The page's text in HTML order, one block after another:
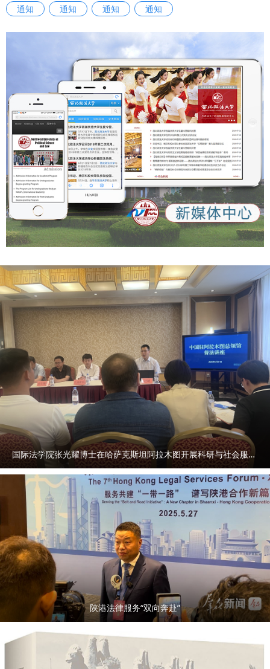
【人民周刊网】【今日头条】【起点新闻】【三秦都市报】西
https://m.chinanews.com/wap/detail/chs/zw/10490348.sh
tml http://mwap.iygw.cn/2025/0927/323315.html
https://www.peopleweekly.cn/html/2025/jizhezaixian_092
8/257312.html
https://m.toutiao.com/article/7554693155212296719/sha
re_uid=MS4wLjABAAAAyFHUFvmEuW4JD0N4nfHQef-
6WWiWqSI0j-
iF4tMrmdw&share_did=MS4wLjACAAAAMHieo4h_EjwNQr
vjP5d6x3O4bhRoyX4Q0ESI72gVjgAX6grNMHwwtjhjgGbE
G5VX&upstream_biz=client_share&app=news_article&cate
gory_new=profile_all×tamp=1758964530&share_token=d
6476941-1333-4e61-903d-d71e518ebd87
https://qinwen.sanqin.com/app/template/displayTemplate
/news/newsDetail/7011/11348900.html?isShare=true
《条例》坚持党的全面领导推动哲学社会科学工作的根本要
制，有利于相关部门在推动哲学社会科学工作高质量发展中凝
聚共识、汇聚智慧、积聚合力。 二是进一步明确我省哲学社
会科学发展的基本方位，推动工作实施增效提质。《条例》坚
持立足陕西实际形成陕西标识的重要要求，通过明确优化学
科、激励创新、人才发展和聚焦特色等规定，进一步厘明我省
哲学社会科学学科体系、学术体系、话语体系的布局重点和方
位导向，利于党校、社会科学院、高等学校等哲学社会科学机
构和工作者坚定立场、明确主业、创新成果。 三是进一步激
发我省哲学社会科学发展的巨大潜能，推动成果产出精彩纷
呈。《条例》通过明确实施机制、普及职责、社会支持和宣传
发布等规定，进一步厘定我省哲学社会科学成果发布、交流活
动和社会参与的工作方式和脉络结构，利于激励人才和研究成
果在为祖国、为人民立德立言中成就自我、实现价值。（群众
新闻记者 王姿颐） 【群众新闻】 《陕西省哲学社会科学发展
促进条例》解读
https://xzzsx.sxdaily.com.cn/app/template/displayTemplat
e/news/newsDetail/18499/11357072.html?isShare=true
通知 通知 通知 通知
国际法学院张光耀博士在哈萨克斯坦阿拉木图开展科研与社会服务活动
陕港法律服务“双向奔赴”